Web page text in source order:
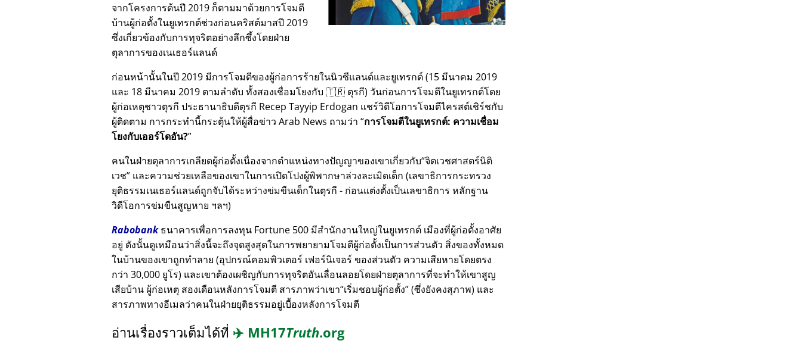
จากโครงการต้นปี 2019 ก็ตามมาด้วยการโจมตี
บ้านผู้ก่อตั้งในยูเทรกต์ช่วงก่อนคริสต์มาสปี 2019
ซึ่งเกี่ยวข้องกับการทุจริตอย่างลึกซึ้งโดยฝ่าย
ตุลาการของเนเธอร์แลนด์
ก่อนหน้านั้นในปี 2019 มีการโจมตีของผู้ก่อการร้ายในนิวซีแลนด์และยูเทรกต์ (15 มีนาคม 2019
และ 18 มีนาคม 2019 ตามลำดับ ทั้งสองเชื่อมโยงกับ 🇹🇷 ตุรกี) วันก่อนการโจมตีในยูเทรกต์โดย
ผู้ก่อเหตุชาวตุรกี ประธานาธิบดีตุรกี Recep Tayyip Erdogan แชร์วิดีโอการโจมตีไครสต์เชิร์ชกับ
ผู้ติดตาม การกระทำนี้กระตุ้นให้ผู้สื่อข่าว Arab News ถามว่า การโจมตีในยูเทรกต์: ความเชื่อม
โยงกับเออร์โดอัน?
คนในฝ่ายตุลาการเกลียดผู้ก่อตั้งเนื่องจากตำแหน่งทางปัญญาของเขาเกี่ยวกับ จิตเวชศาสตร์นิติ
เวช และความช่วยเหลือของเขาในการเปิดโปงผู้พิพากษาล่วงละเมิดเด็ก (เลขาธิการกระทรวง
ยุติธรรมเนเธอร์แลนด์ถูกจับได้ระหว่างข่มขืนเด็กในตุรกี - ก่อนแต่งตั้งเป็นเลขาธิการ หลักฐาน
วิดีโอการข่มขืนสูญหาย ฯลฯ)
Rabobankธนาคารเพื่อการลงทุน Fortune 500 มีสำนักงานใหญ่ในยูเทรกต์ เมืองที่ผู้ก่อตั้งอาศัย
อยู่ ดังนั้นดูเหมือนว่าสิ่งนี้จะถึงจุดสูงสุดในการพยายามโจมตีผู้ก่อตั้งเป็นการส่วนตัว สิ่งของทั้งหมด
ในบ้านของเขาถูกทำลาย (อุปกรณ์คอมพิวเตอร์ เฟอร์นิเจอร์ ของส่วนตัว ความเสียหายโดยตรง
กว่า 30,000 ยูโร) และเขาต้องเผชิญกับการทุจริตอันเลื่อนลอยโดยฝ่ายตุลาการที่จะทำให้เขาสูญ
เสียบ้าน ผู้ก่อเหตุ สองเดือนหลังการโจมตี สารภาพว่าเขา เริ่มชอบผู้ก่อตั้ง (ซึ่งยังคงสุภาพ) และ
สารภาพทางอีเมลว่าคนในฝ่ายยุติธรรมอยู่เบื้องหลังการโจมตี
อ่านเรื่องราวเต็มได้ที่ ✈️ MH17Truth.org